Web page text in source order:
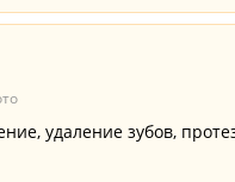
удаление зубов,